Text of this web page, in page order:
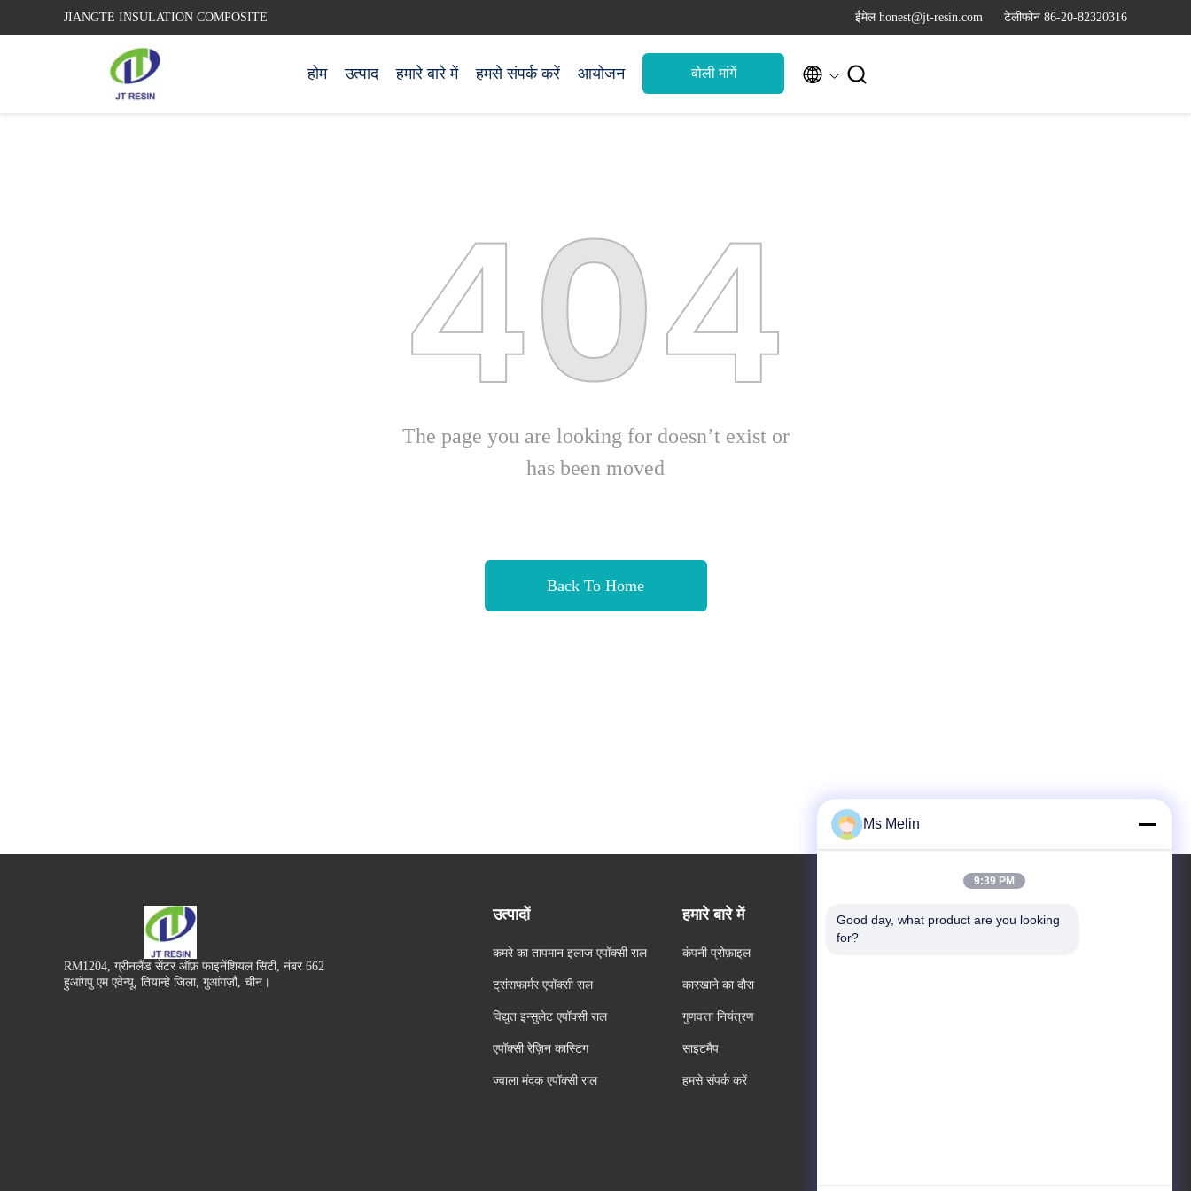
JIANGTE INSULATION COMPOSITE ईमेल honest@jt-resin.com टेलीफोन 86-20-82320316
होम उत्पाद हमारे बारे में हमसे संपर्क करें आयोजन बोली मांगें  
The page you are looking for doesn’t exist or
has been moved
Back To Home
RM1204, ग्रीनलैंड सेंटर ऑफ़ फाइनेंशियल सिटी, नंबर 662
हुआंगपु एम एवेन्यू, तियान्हे जिला, गुआंगज़ौ, चीन।
उत्पादों
कमरे का तापमान इलाज एपॉक्सी राल
ट्रांसफार्मर एपॉक्सी राल
विद्युत इन्सुलेट एपॉक्सी राल
एपॉक्सी रेज़िन कास्टिंग
ज्वाला मंदक एपॉक्सी राल
हमारे बारे में
कंपनी प्रोफ़ाइल
कारखाने का दौरा
गुणवत्ता नियंत्रण
साइटमैप
हमसे संपर्क करें
आयोजन
बोली मांगें
Ms Melin
9:39 PM
Good day, what product are you looking
for?